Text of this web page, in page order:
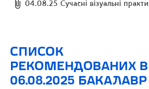
04.08.25 Сучасні візуальні
СПИСОК
РЕКОМЕНДОВАНИХ
06.08.2025